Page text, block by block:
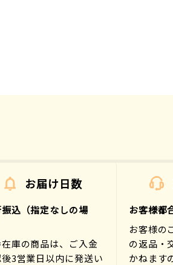
お届け日数
込（指定なしの場
庫の商品は、ご入金
3営業日以内に発送い
お客様都
お客様の
の返品・
かねます